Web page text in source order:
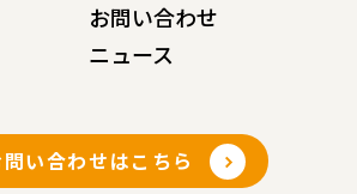
お問い合わせ
ニュース
い合わせはこちら